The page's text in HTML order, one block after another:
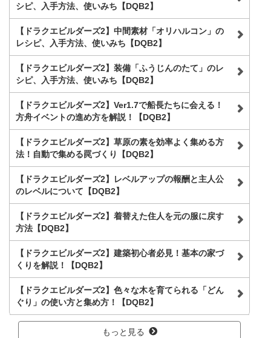
シピ、入手方法、使いみち【DQB2】
【ドラクエビルダーズ2】中間素材「オリハルコン」の
レシピ、入手方法、使いみち【DQB2】
【ドラクエビルダーズ2】装備「ふうじんのたて」のレ
シピ、入手方法、使いみち【DQB2】
【ドラクエビルダーズ2】Ver1.7で船長たちに会える！
方舟イベントの進め方を解説！【DQB2】
【ドラクエビルダーズ2】草原の素を効率よく集める方
法！自動で集める罠づくり【DQB2】
【ドラクエビルダーズ2】レベルアップの報酬と主人公
のレベルについて【DQB2】
【ドラクエビルダーズ2】着替えた住人を元の服に戻す
方法【DQB2】
【ドラクエビルダーズ2】建築初心者必見！基本の家づ
くりを解説！【DQB2】
【ドラクエビルダーズ2】色々な木を育てられる「どん
ぐり」の使い方と集め方！【DQB2】
もっと見る